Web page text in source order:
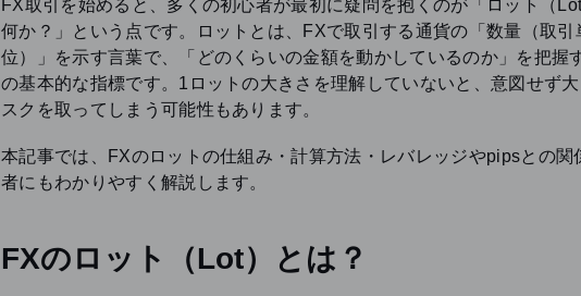
FX取引を始めると、多くの初心者が最初に疑問を抱くのが「ロット（
何か？」という点です。ロットとは、FXで取引する通貨の「数量（取引
位）」を示す言葉で、「どのくらいの金額を動かしているのか」を把握
の基本的な指標です。1ロットの大きさを理解していないと、意図せず大
スクを取ってしまう可能性もあります。
本記事では、FXのロットの仕組み・計算方法・レバレッジやpipsとの関
者にもわかりやすく解説します。
FXのロット（Lot）とは？